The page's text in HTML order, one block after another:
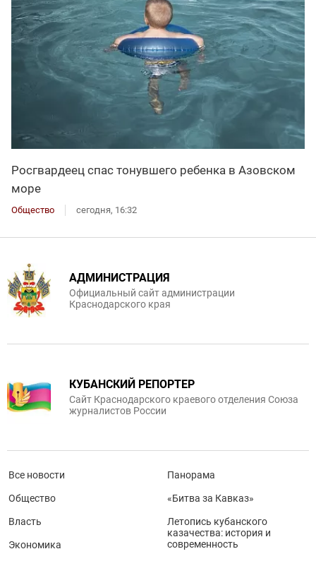
Росгвардеец спас тонувшего ребенка в Азовском
море
Общество сегодня, 16:32
АДМИНИСТРАЦИЯ
Официальный сайт администрации
Краснодарского края
КУБАНСКИЙ РЕПОРТЕР
Сайт Краснодарского краевого отделения Союза
журналистов России
Все новости
Общество
Власть
Экономика
Панорама
«Битва за Кавказ»
Летопись кубанского
казачества: история и
современность